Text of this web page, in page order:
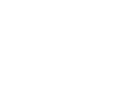
successiva